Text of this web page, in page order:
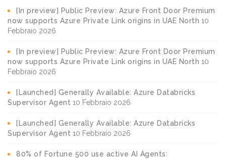
[In preview] Public Preview: Azure Front Door Premium
now supports Azure Private Link origins in UAE North 10
Febbraio 2026
[In preview] Public Preview: Azure Front Door Premium
now supports Azure Private Link origins in UAE North 10
Febbraio 2026
[Launched] Generally Available: Azure Databricks
Supervisor Agent 10 Febbraio 2026
[Launched] Generally Available: Azure Databricks
Supervisor Agent 10 Febbraio 2026
80% of Fortune 500 use active AI Agents: